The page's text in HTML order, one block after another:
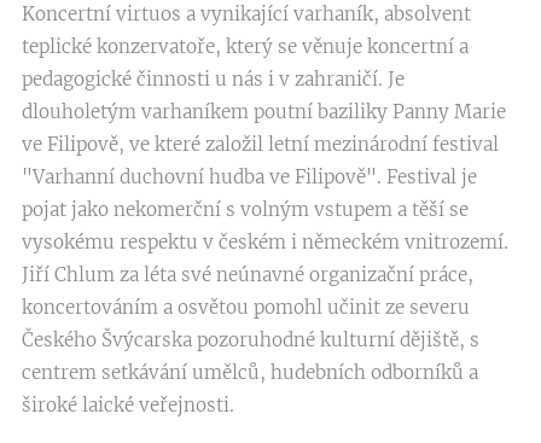
Koncertní virtuos a vynikající varhaník, absolvent
teplické konzervatoře, který se věnuje koncertní a
pedagogické činnosti u nás i v zahraničí. Je
dlouholetým varhaníkem poutní baziliky Panny Marie
ve Filipově, ve které založil letní mezinárodní festival
"Varhanní duchovní hudba ve Filipově". Festival je
pojat jako nekomerční s volným vstupem a těší se
vysokému respektu v českém i německém vnitrozemí.
Jiří Chlum za léta své neúnavné organizační práce,
koncertováním a osvětou pomohl učinit ze severu
Českého Švýcarska pozoruhodné kulturní dějiště, s
centrem setkávání umělců, hudebních odborníků a
široké laické veřejnosti.